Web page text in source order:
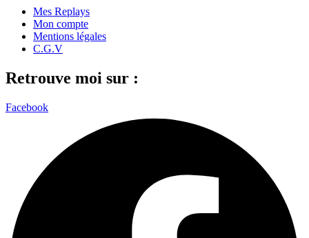
Mes Replays
Mon compte
Mentions légales
C.G.V
Retrouve moi sur :
Facebook